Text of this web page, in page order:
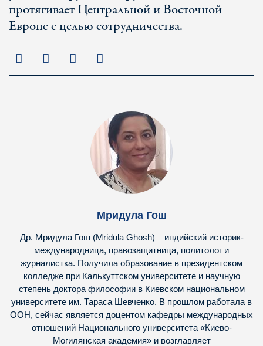
протягивает Центральной и Восточной
Европе с целью сотрудничества.
Мридула Гош
Др. Мридула Гош (Mridula Ghosh) – индийский историк-
международница, правозащитница, политолог и
журналистка. Получила образование в президентском
колледже при Калькуттском университете и научную
степень доктора философии в Киевском национальном
университете им. Тараса Шевченко. В прошлом работала в
ООН, сейчас является доцентом кафедры международных
отношений Национального университета «Киево-
Могилянская академия» и возглавляет